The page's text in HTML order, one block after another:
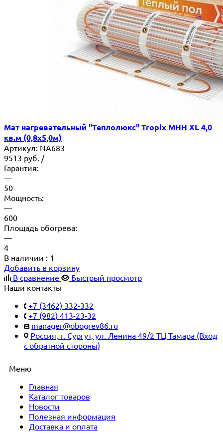
Мат нагревательный "Теплолюкс" Tropix МНН XL 4,0
кв.м (0,8х5,0м)
Артикул: NA683
9513 руб. /
Гарантия:
—
50
Мощность:
—
600
Площадь обогрева:
—
4
В наличии : 1
Добавить в корзину
В сравнение
Быстрый просмотр
Наши контакты
+7 (3462) 332-332
+7 (982) 413-23-32
manager@obogrev86.ru
Россия, г. Сургут, ул. Ленина 49/2 ТЦ Тамара (Вход
с обратной стороны)
Меню
Главная
Каталог товаров
Новости
Полезная информация
Доставка и оплата